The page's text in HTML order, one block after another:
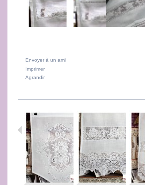
Envoyer à un ami
Imprimer
Agrandir